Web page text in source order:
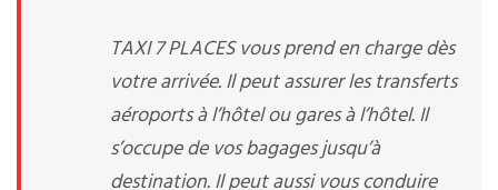
TAXI 7 PLACES vous prend en charge dès
votre arrivée. Il peut assurer les transferts
aéroports à l’hôtel ou gares à l’hôtel. Il
s’occupe de vos bagages jusqu’à
destination. Il peut aussi vous conduire